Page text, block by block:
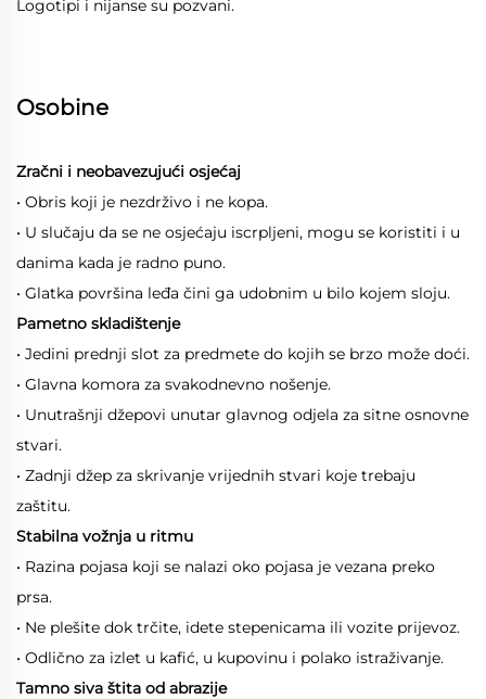
Logotipi i nijanse su pozvani.
Osobine
Zračni i neobavezujući osjećaj
• Obris koji je nezdrživo i ne kopa.
• U slučaju da se ne osjećaju iscrpljeni, mogu se koristiti i u
danima kada je radno puno.
• Glatka površina leđa čini ga udobnim u bilo kojem sloju.
Pametno skladištenje
• Jedini prednji slot za predmete do kojih se brzo može doći.
• Glavna komora za svakodnevno nošenje.
• Unutrašnji džepovi unutar glavnog odjela za sitne osnovne
stvari.
• Zadnji džep za skrivanje vrijednih stvari koje trebaju
zaštitu.
Stabilna vožnja u ritmu
• Razina pojasa koji se nalazi oko pojasa je vezana preko
prsa.
• Ne plešite dok trčite, idete stepenicama ili vozite prijevoz.
• Odlično za izlet u kafić, u kupovinu i polako istraživanje.
Tamno siva štita od abrazije